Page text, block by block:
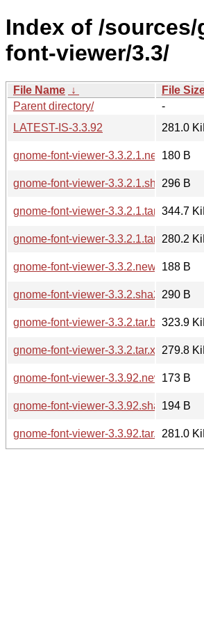
Index of /sources/
font-viewer/3.3/
File Name ↓ File
Parent directory/
-
LATEST-IS-3.3.92
281.0
gnome-font-viewer-3.3.2.1.news180 B
gnome-font-viewer-3.3.2.1.sha256sum
296 B
gnome-font-viewer-3.3.2.1.tar.bz2
344.7
gnome-font-viewer-3.3.2.1.tar.xz280.2
gnome-font-viewer-3.3.2.news 188 B
gnome-font-viewer-3.3.2.sha256sum
290 B
gnome-font-viewer-3.3.2.tar.bz2323.9
gnome-font-viewer-3.3.2.tar.xz
279.8
gnome-font-viewer-3.3.92.news173 B
gnome-font-viewer-3.3.92.sha256sum
194 B
gnome-font-viewer-3.3.92.tar.xz281.0